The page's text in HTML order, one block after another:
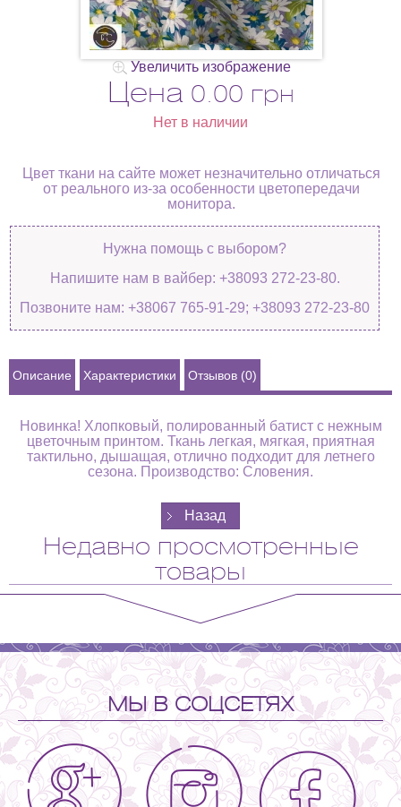
Увеличить изображение
Цена 0.00 грн
Нет в наличии
Цвет ткани на сайте может незначительно отличаться
от реального из-за особенности цветопередачи
монитора.
Нужна помощь с выбором?
Напишите нам в вайбер: +38093 272-23-80.
Позвоните нам: +38067 765-91-29; +38093 272-23-80
Описание Характеристики Отзывов (0)
Новинка! Хлопковый, полированный батист с нежным
цветочным принтом. Ткань легкая, мягкая, приятная
тактильно, дышащая, отлично подходит для летнего
сезона. Производство: Словения.
Недавно просмотренные
товары
МЫ В СОЦСЕТЯХ